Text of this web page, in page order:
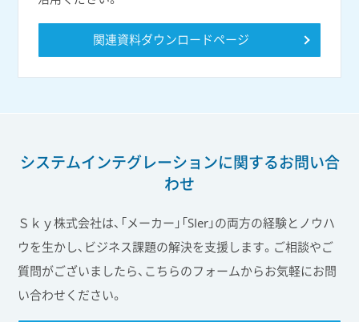
関連資料ダウンロードページ
システムインテグレーションに関するお問い合
わせ
Ｓｋｙ株式会社は、「メーカー」「SIer」の両方の経験とノウハ
ウを生かし、ビジネス課題の解決を支援します。ご相談やご
質問がございましたら、こちらのフォームからお気軽にお問
い合わせください。